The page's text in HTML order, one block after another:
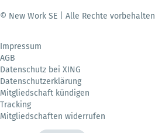
© New Work SE | Alle Rechte vorbehalten
Impressum
AGB
Datenschutz bei XING
Datenschutzerklärung
Mitgliedschaft kündigen
Tracking
Mitgliedschaften widerrufen